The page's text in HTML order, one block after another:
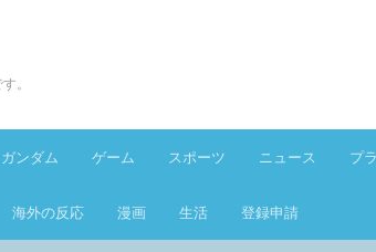
。
ガンダム ゲーム スポーツ ニュース プ
海外の反応 漫画 生活 登録申請